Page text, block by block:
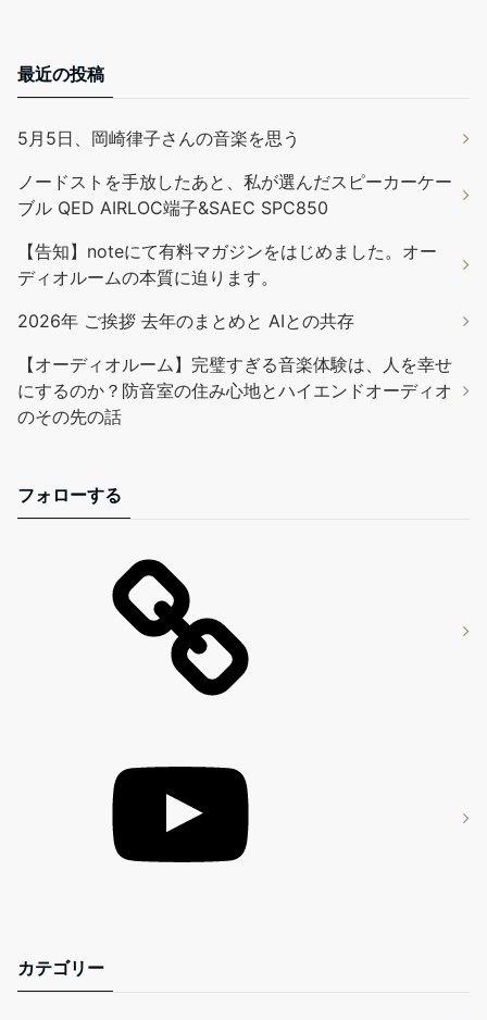
最近の投稿
5月5日、岡崎律子さんの音楽を思う
ノードストを手放したあと、私が選んだスピーカーケー
ブル QED AIRLOC端子&SAEC SPC850
【告知】noteにて有料マガジンをはじめました。オー
ディオルームの本質に迫ります。
2026年 ご挨拶 去年のまとめと AIとの共存
【オーディオルーム】完璧すぎる音楽体験は、人を幸せ
にするのか？防音室の住み心地とハイエンドオーディオ
のその先の話
フォローする
カテゴリー